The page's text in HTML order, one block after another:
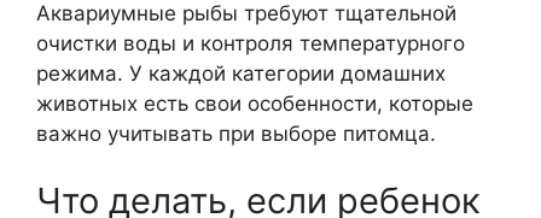
Аквариумные рыбы требуют тщательной
очистки воды и контроля температурного
режима. У каждой категории домашних
животных есть свои особенности, которые
важно учитывать при выборе питомца.
Что делать, если ребенок